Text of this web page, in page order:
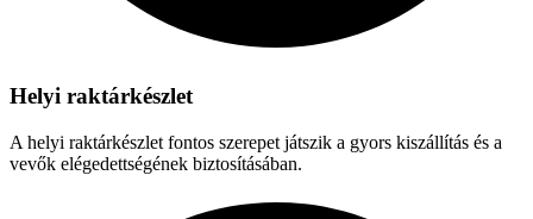
Helyi raktárkészlet
A helyi raktárkészlet fontos szerepet játszik a gyors kiszállítás és a
vevők elégedettségének biztosításában.